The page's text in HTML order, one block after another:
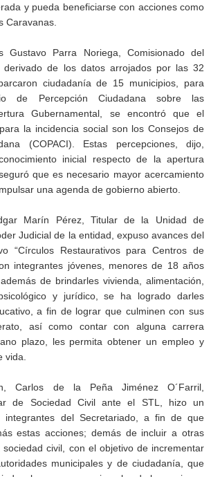
y pueda beneficiarse con acciones como
Caravanas.
Gustavo Parra Noriega, Comisionado del
derivado de los datos arrojados por las 32
ciudadanía de 15 municipios, para
de Percepción Ciudadana sobre las
Gubernamental, se encontró que el
la incidencia social son los Consejos de
(COPACI). Estas percepciones, dijo,
inicial respecto de la apertura
que es necesario mayor acercamiento
una agenda de gobierno abierto.
Marín Pérez, Titular de la Unidad de
Judicial de la entidad, expuso avances del
“Círculos Restaurativos para Centros de
integrantes jóvenes, menores de 18 años
de brindarles vivienda, alimentación,
y jurídico, se ha logrado darles
a fin de lograr que culminen con sus
así como contar con alguna carrera
plazo, les permita obtener un empleo y
vida.
Carlos de la Peña Jiménez O´Farril,
de Sociedad Civil ante el STL, hizo un
del Secretariado, a fin de que
estas acciones; demás de incluir a otras
civil, con el objetivo de incrementar
municipales y de ciudadanía, que